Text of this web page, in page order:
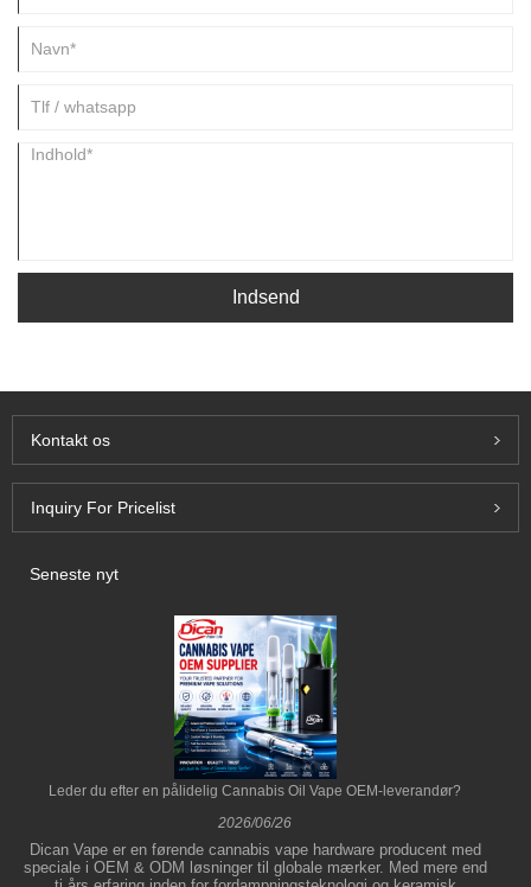
Indsend
Kontakt os
Inquiry For Pricelist
Seneste nyt
Leder du efter en pålidelig Cannabis Oil Vape OEM-leverandør?
2026/06/26
Dican Vape er en førende cannabis vape hardware producent med
speciale i OEM & ODM løsninger til globale mærker. Med mere end